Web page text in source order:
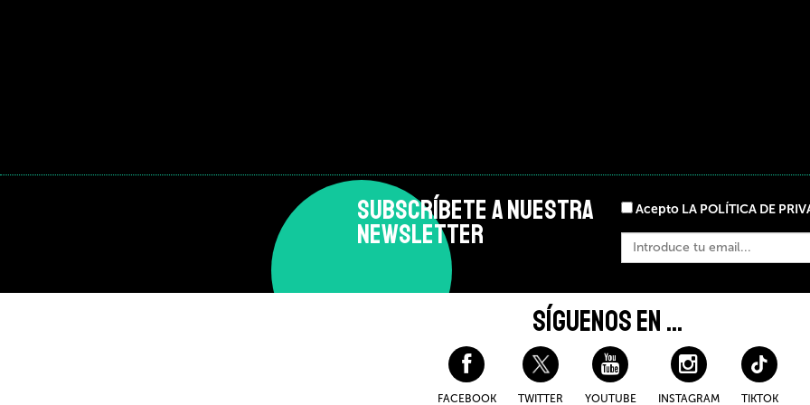
SUBSCRÍBETE A NUESTRA
NEWSLETTER
Acepto LA POLÍTICA DE
SÍGUENOS EN ...
FACEBOOK TWITTER YOUTUBE INSTAGRAM TIKTOK